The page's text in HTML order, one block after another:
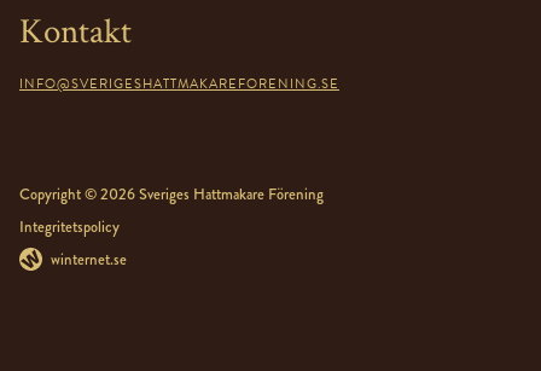
Kontakt
INFO@SVERIGESHATTMAKAREFORENING.SE
Copyright © 2026 Sveriges Hattmakare Förening
Integritetspolicy
winternet.se